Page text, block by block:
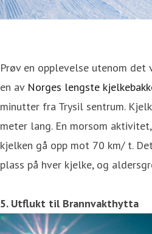
Prøv en opplevelse utenom det
en av Norges lengste
minutter fra Trysil sentrum.
meter lang. En morsom
kjelken gå opp mot 70 km/ t.
plass på hver kjelke, og
5. Utflukt til Brannvakthytta